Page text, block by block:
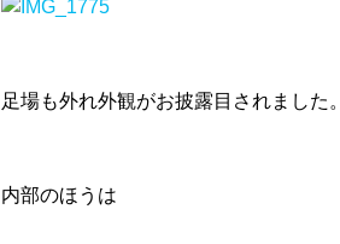
足場も外れ外観がお披露目されました。
内部のほうは